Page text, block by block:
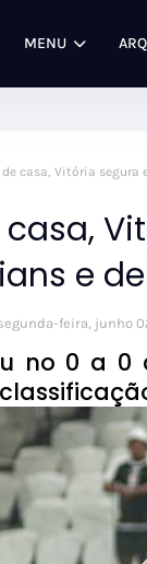
MENU
de casa, Vitória
casa,
e
feira, junho
no 0 a 0